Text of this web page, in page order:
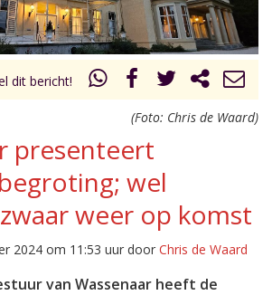
dit bericht!
(Foto: Chris de Waard)
presenteert
wel
weer op komst
2024 om 11:53 uur door Chris de Waard
van Wassenaar heeft de